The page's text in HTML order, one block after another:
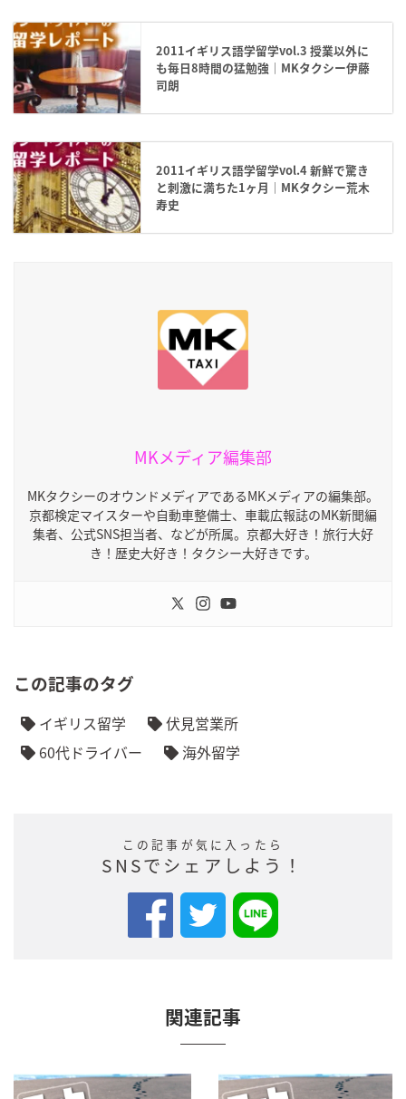
2011イギリス語学留学vol.3 授業以外に
も毎日8時間の猛勉強｜MKタクシー伊藤
司朗
2011イギリス語学留学vol.4 新鮮で驚き
と刺激に満ちた1ヶ月｜MKタクシー荒木
寿史
MKメディア編集部
MKタクシーのオウンドメディアであるMKメディアの編集部。
京都検定マイスターや自動車整備士、車載広報誌のMK新聞編
集者、公式SNS担当者、などが所属。京都大好き！旅行大好
き！歴史大好き！タクシー大好きです。
この記事のタグ
イギリス留学
伏見営業所
60代ドライバー
海外留学
この記事が気に入ったら
SNSでシェアしよう！
関連記事